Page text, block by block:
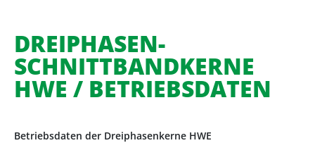
DREIPHASEN-
SCHNITTBANDKERNE
HWE / BETRIEBSDATEN
Betriebsdaten der Dreiphasenkerne HWE